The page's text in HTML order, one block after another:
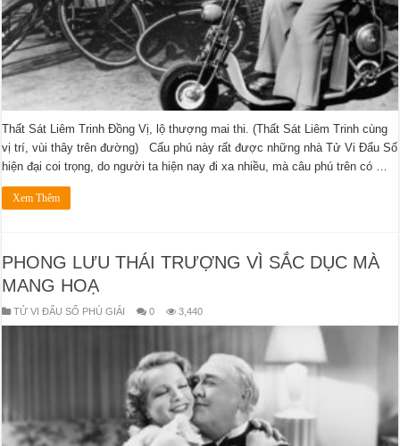
Thất Sát Liêm Trinh Đồng Vị, lộ thượng mai thi. (Thất Sát Liêm Trinh cùng
vị trí, vùi thây trên đường) Cấu phú này rất được những nhà Tử Vi Đẩu Số
hiện đại coi trọng, do người ta hiện nay đi xa nhiều, mà câu phú trên có …
Xem Thêm
PHONG LƯU THÁI TRƯỢNG VÌ SẮC DỤC MÀ
MANG HOẠ
TỬ VI ĐẨU SỐ PHÚ GIẢI 0 3,440